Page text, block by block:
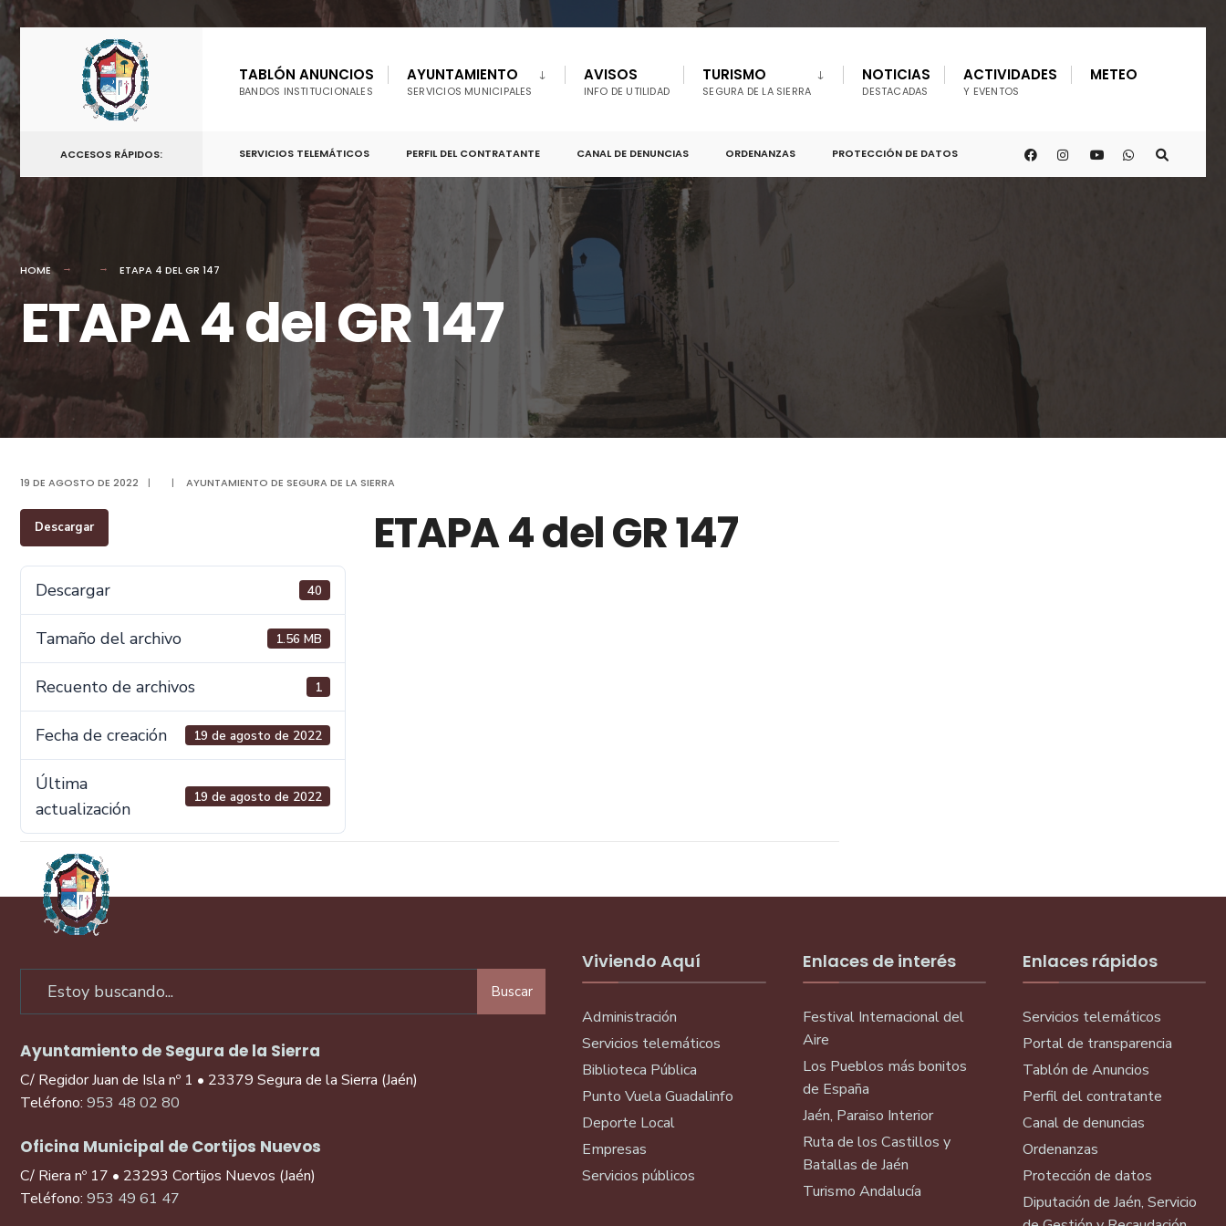
TABLÓN ANUNCIOS
BANDOS INSTITUCIONALES
AYUNTAMIENTO
SERVICIOS MUNICIPALES
AVISOS
INFO DE UTILIDAD
TURISMO
SEGURA DE LA SIERRA
NOTICIAS
DESTACADAS
ACTIVIDADES
Y EVENTOS
METEO
ACCESOS RÁPIDOS: SERVICIOS TELEMÁTICOS PERFIL DEL CONTRATANTE CANAL DE DENUNCIAS ORDENANZAS PROTECCIÓN DE DATOS
HOME ETAPA 4 DEL GR 147
ETAPA 4 del GR 147
19 DE AGOSTO DE 2022 | | AYUNTAMIENTO DE SEGURA DE LA SIERRA
Descargar
Descargar 40
Tamaño del archivo 1.56 MB
Recuento de archivos 1
Fecha de creación 19 de agosto de 2022
Última
actualización
19 de agosto de 2022
ETAPA 4 del GR 147
Buscar
Ayuntamiento de Segura de la Sierra
C/ Regidor Juan de Isla nº 1 • 23379 Segura de la Sierra (Jaén)
Teléfono: 953 48 02 80
Oficina Municipal de Cortijos Nuevos
C/ Riera nº 17 • 23293 Cortijos Nuevos (Jaén)
Teléfono: 953 49 61 47
Viviendo Aquí
Administración
Servicios telemáticos
Biblioteca Pública
Punto Vuela Guadalinfo
Deporte Local
Empresas
Servicios públicos
Enlaces de interés
Festival Internacional del
Aire
Los Pueblos más bonitos
de España
Jaén, Paraiso Interior
Ruta de los Castillos y
Batallas de Jaén
Turismo Andalucía
Enlaces rápidos
Servicios telemáticos
Portal de transparencia
Tablón de Anuncios
Perfil del contratante
Canal de denuncias
Ordenanzas
Protección de datos
Diputación de Jaén, Servicio